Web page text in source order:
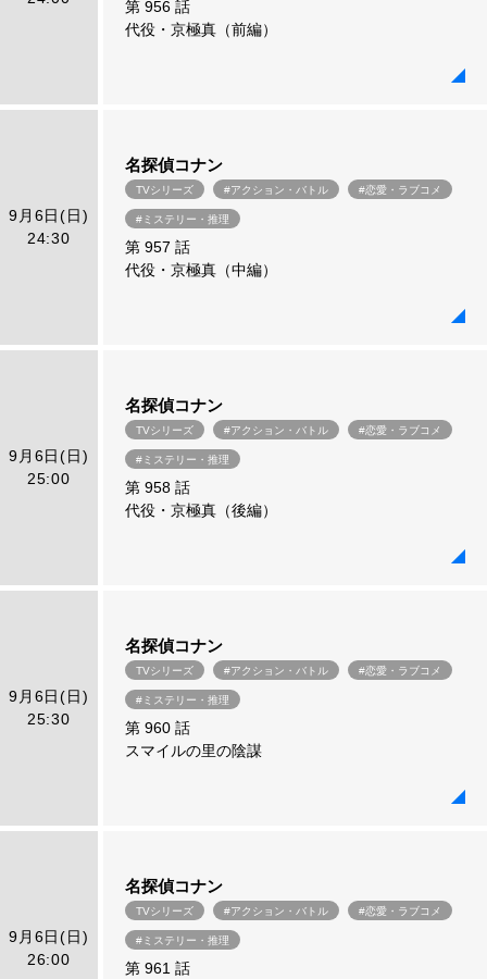
第 956 話
代役・京極真（前編）
9月6日(日)
24:30
名探偵コナン
TVシリーズ #アクション・バトル #恋愛・ラブコメ
#ミステリー・推理
第 957 話
代役・京極真（中編）
9月6日(日)
25:00
名探偵コナン
TVシリーズ #アクション・バトル #恋愛・ラブコメ
#ミステリー・推理
第 958 話
代役・京極真（後編）
9月6日(日)
25:30
名探偵コナン
TVシリーズ #アクション・バトル #恋愛・ラブコメ
#ミステリー・推理
第 960 話
スマイルの里の陰謀
9月6日(日)
26:00
名探偵コナン
TVシリーズ #アクション・バトル #恋愛・ラブコメ
#ミステリー・推理
第 961 話